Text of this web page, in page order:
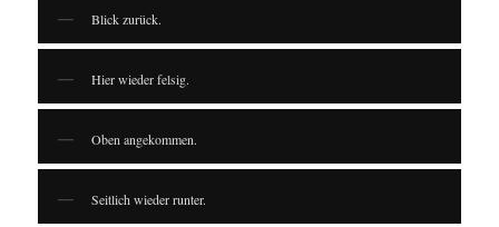
Blick zurück.
Hier wieder felsig.
Oben angekommen.
Seitlich wieder runter.